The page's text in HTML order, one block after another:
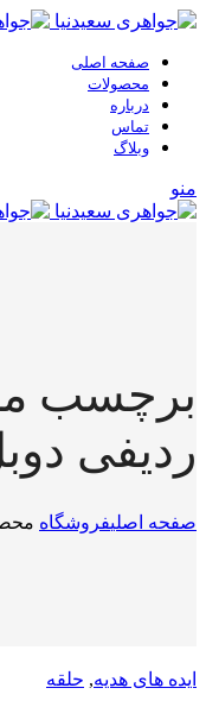
صفحه اصلی
محصولات
درباره
تماس
وبلاگ
منو
برچسب
ردیفی
صفحه اصلیفروشگاه
ایده های هدیه, حلقه